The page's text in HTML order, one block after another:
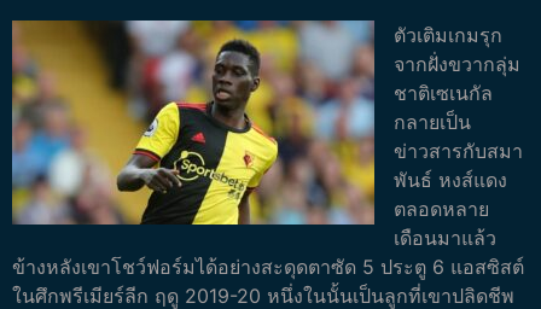
ตัวเติมเกมรุก
จากฝั่งขวากลุ่ม
ชาติเซเนกัล
กลายเป็น
ข่าวสารกับสมา
พันธ์ หงส์แดง
ตลอดหลาย
เดือนมาแล้ว
ข้างหลังเขาโชว์ฟอร์มได้อย่างสะดุดตาซัด 5 ประตู 6 แอสซิสต์
ในศึกพรีเมียร์ลีก ฤดู 2019-20 หนึ่งในนั้นเป็นลูกที่เขาปลิดชีพ